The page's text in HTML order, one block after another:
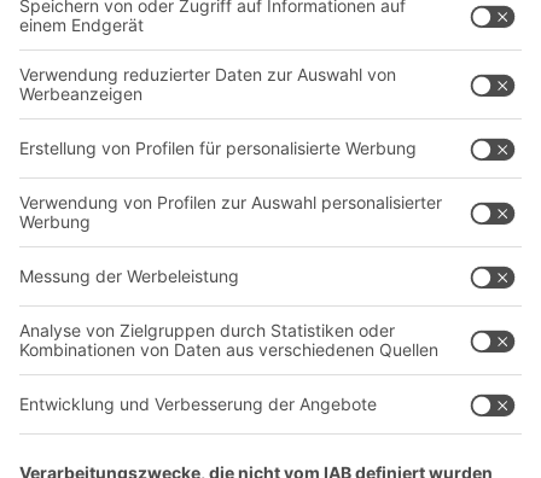
Intralogistiklösungen
Regalsysteme
Transportsysteme
Dienstleistungen
Kontaktformular
Unternehmen
Über uns
Produktionsstandorte
Karriere
Follow us
YOUR LIFE.